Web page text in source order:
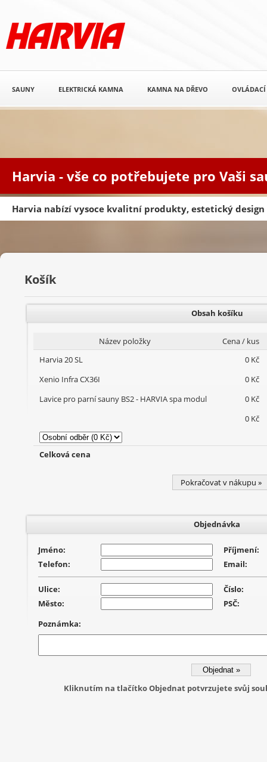
Harvia - vše co potřebujete pro Vaši
Harvia nabízí vysoce kvalitní produkty, estetický design
SAUNY ELEKTRICKÁ KAMNA KAMNA NA DŘEVO OVLÁDACÍ
Košík
Obsah košíku
Název položky
Cena / kus
Harvia 20 SL
0 Kč
Xenio Infra CX36I
0 Kč
Lavice pro parní sauny BS2 - HARVIA spa modul
0 Kč
0 Kč
Celková cena
Pokračovat v nákupu »
Objednávka
Jméno:
Příjmení:
Telefon:
Email:
Ulice:
Číslo:
Město:
PSČ:
Poznámka:
Kliknutím na tlačítko Objednat potvrzujete svůj